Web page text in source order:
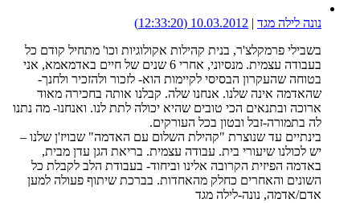
נונה לילה מגד |
10.03.2012
(12:33:20)
בשבילי פרמקלצ'ר, בנית קהילות אקולוגיות וכו' מתחיל קודם כל
בעבודה עצמית. מנסיוני, אחרי 6 שנים של חיים באדמאמא, אני
בטוחה שהעקרון הבסיסי לקיימות הוא- לזכור ולהזכיר ולחנך-
שהאדמה אינה שלנו. אנחנו שלה. קבלנו אותה בחכירה מאוד
ארוכה ובתנאים הכי טובים שהיא יכולה לתת לנו. ואנחנו- מה נתנו
לה בתמורה-זבל ובטון בכל העורקים.
בינתיים עד שנוצרת "קהילת השלום עם האדמה" שבויז'ן שלנו –
יש לכולנו שיעורי בית. עבודה עצמית. בריאת הגן עדן מבית,
באדמה הפיזית הקרובה אלינו וביחוד- בעבודת הלב לקבלת כל
השונים והאחרים כחלק מהאחדות. בברכת שיתוף פעולה למען
אדם/אדמה, נונה-לילה מגד